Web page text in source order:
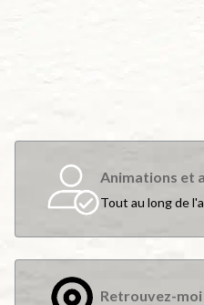
Animations et
Tout au long de
Retrouvez-moi